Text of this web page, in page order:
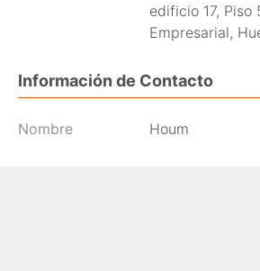
edificio 17, Piso
Empresarial,
Información de Contacto
Nombre Houm